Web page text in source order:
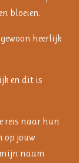
bloeien.
heerlijk
en dit is
reis naar hun
op jouw
mijn naam